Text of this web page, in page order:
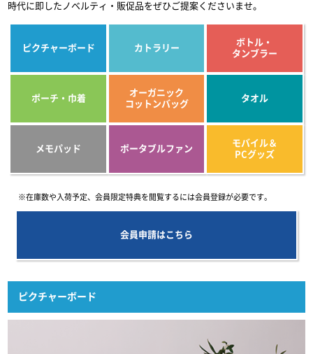
時代に即したノベルティ・販促品をぜひご提案くださいませ。
ピクチャーボード カトラリー
ボトル・
タンブラー
ポーチ・巾着
オーガニック
コットンバッグ
タオル
メモパッド ポータブルファン
モバイル＆
PCグッズ
※在庫数や入荷予定、会員限定特典を閲覧するには会員登録が必要です。
会員申請はこちら
ピクチャーボード